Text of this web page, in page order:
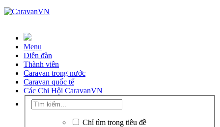
Menu
Diễn đàn
Thành viên
Caravan trong nước
Caravan quốc tế
Các Chi Hội CaravanVN
Chỉ tìm trong tiêu đề